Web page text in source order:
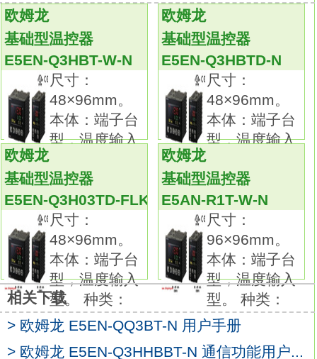
连接方式：M12接插件型E5EN-Q1T-W-N
螺纹长度：长螺纹型。
输出类型：NPN。
动作模式NC。
树立世界新标准的经济型接近传感器。
作为接近传感器行业开拓者和领导者的欧姆
龙，
现在为您带来高性价比的全新E2B接近传感
器。
本系列产品种类齐全，
旨在以合理的价格满足客户对传感器高品质和
高可靠性的要求。
我们不仅就防护等级(IP67)的特定项目对产品
进行了测试，
还考虑作业现场的环境条件对其进行了耐油雾
测试欧姆龙E5EN-Q1T-W-N手册。
在油雾浓度较高的环境下实施了仿真测试。
E32-T51F种类：耐环境型；耐药品，
欧姆龙
基础型温控器
E5EN-Q3HBT-W-N
尺寸：
48×96mm。
本体：端子台
型，温度输入
欧姆龙
基础型温控器
E5EN-Q3HBTD-N
尺寸：
48×96mm。
本体：端子台
型，温度输入
欧姆龙
基础型温控器
E5EN-Q3H03TD-FLK-N
尺寸：
48×96mm。
本体：端子台
型，温度输入
型。 种类：
欧姆龙
基础型温控器
E5AN-R1T-W-N
尺寸：
96×96mm。
本体：端子台
型，温度输入
型。 种类：
相关下载
> 欧姆龙 E5EN-QQ3BT-N 用户手册
> 欧姆龙 E5EN-Q3HHBBT-N 通信功能用户...